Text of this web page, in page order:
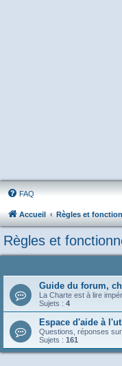
FAQ
Accueil Règles et
Règles et
Guide du forum,
La Charte est à lire
Sujets : 4
Espace d'aide à
Questions, réponses
Sujets : 161